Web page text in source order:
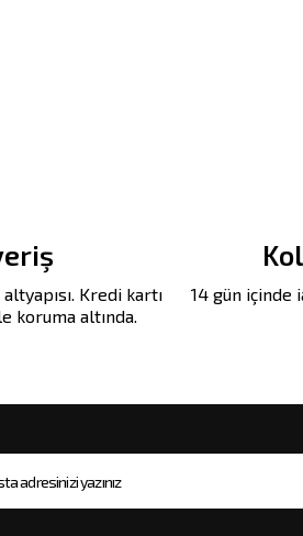
Kredi kartı
altında.
14 gün içinde
adresi